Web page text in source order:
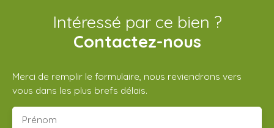
Intéressé par ce bien ?
Contactez-nous
Merci de remplir le formulaire, nous reviendrons vers
vous dans les plus brefs délais.
Prénom